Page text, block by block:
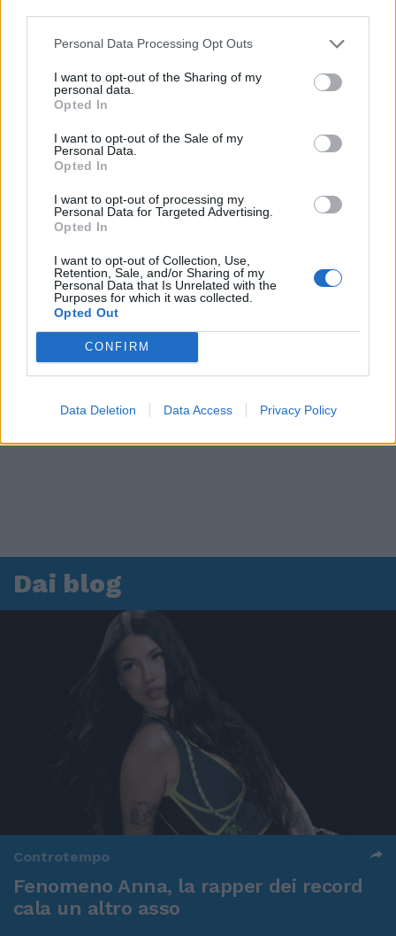
Personal Data Processing Opt Outs
I want to opt-out of the Sharing of my
personal data.
Opted In
I want to opt-out of the Sale of my
Personal Data.
Opted In
I want to opt-out of processing my
Personal Data for Targeted Advertising.
Opted In
I want to opt-out of Collection, Use,
Retention, Sale, and/or Sharing of my
Personal Data that Is Unrelated with the
Purposes for which it was collected.
Opted Out
CONFIRM
Data Deletion Data Access Privacy Policy
Dai blog
Controtempo
Fenomeno Anna, la rapper dei record
cala un altro asso